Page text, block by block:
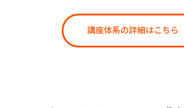
講座体系の詳細はこちら